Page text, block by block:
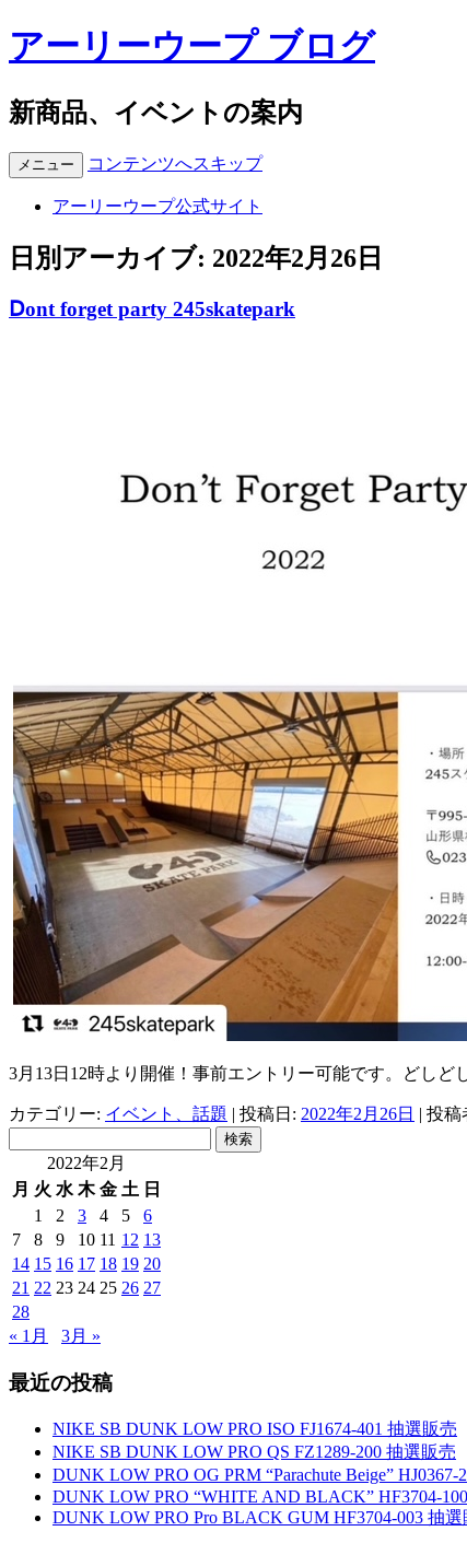
アーリーウープ ブログ
新商品、イベントの案内
メニュー コンテンツへスキップ
アーリーウープ公式サイト
日別アーカイブ: 2022年2月26日
Ⅾont forget party 245skatepark
3月13日12時より開催！事前エントリー可能です。どしど
カテゴリー: イベント、話題 | 投稿日: 2022年2月26日 | 投稿
2022年2月
月 火 水 木 金 土 日
1
2 3 4 5
6
7
8 9 10 11 12 13
14 15 16 17 18 19 20
21 22 23 24 25 26 27
28
« 1月
3月 »
最近の投稿
NIKE SB DUNK LOW PRO ISO FJ1674-401 抽選販売
NIKE SB DUNK LOW PRO QS FZ1289-200 抽選販売
DUNK LOW PRO OG PRM “Parachute Beige” HJ0367-
DUNK LOW PRO “WHITE AND BLACK” HF3704-100
DUNK LOW PRO Pro BLACK GUM HF3704-003 抽選